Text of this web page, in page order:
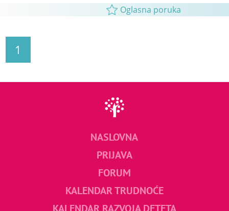
Oglasna poruka
1
NASLOVNA
PRIJAVA
FORUM
KALENDAR TRUDNOĆE
KALENDAR RAZVOJA DETETA